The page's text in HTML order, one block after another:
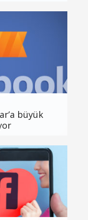
büyük